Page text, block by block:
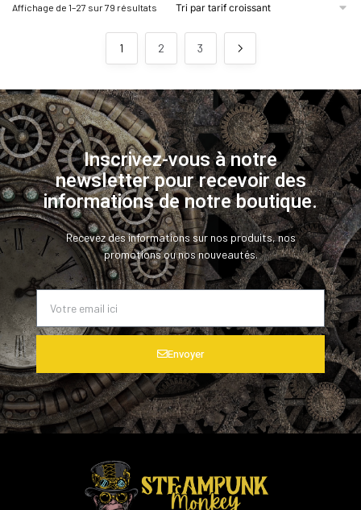
Affichage de 1–27 sur 79 résultats
1 2 3
Inscrivez-vous à notre
newsletter pour recevoir des
informations de notre boutique.
Recevez des informations sur nos produits, nos
promotions ou nos nouveautés.
Envoyer